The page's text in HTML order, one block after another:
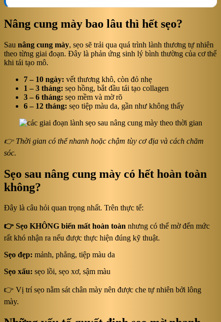
Nâng cung mày bao lâu thì hết sẹo?
Sau nâng cung mày, sẹo sẽ trải qua quá trình lành thương tự nhiên
theo từng giai đoạn. Đây là phản ứng sinh lý bình thường của cơ thể
khi tái tạo mô.
7 – 10 ngày: vết thương khô, còn đỏ nhẹ
1 – 3 tháng: sẹo hồng, bắt đầu tái tạo collagen
3 – 6 tháng: sẹo mềm và mờ rõ
6 – 12 tháng: sẹo tiệp màu da, gần như không thấy
👉 Thời gian có thể nhanh hoặc chậm tùy cơ địa và cách chăm
sóc.
Sẹo sau nâng cung mày có hết hoàn toàn
không?
Đây là câu hỏi quan trọng nhất. Trên thực tế:
👉 Sẹo KHÔNG biến mất hoàn toàn nhưng có thể mờ đến mức
rất khó nhận ra nếu được thực hiện đúng kỹ thuật.
Sẹo đẹp: mảnh, phẳng, tiệp màu da
Sẹo xấu: sẹo lồi, sẹo xơ, sậm màu
👉 Vị trí sẹo nằm sát chân mày nên được che tự nhiên bởi lông
mày.